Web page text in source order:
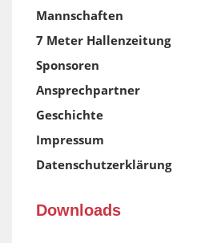
Mannschaften
7 Meter Hallenzeitung
Sponsoren
Ansprechpartner
Geschichte
Impressum
Datenschutzerklärung
Downloads